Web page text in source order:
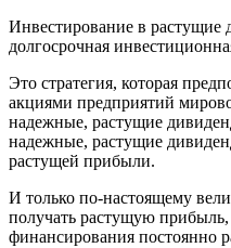
Инвестирование в растущие
долгосрочная
Это стратегия, которая
акциями предприятий
надежные, растущие
надежные, растущие
растущей прибыли.
И только по-настоящему
получать растущую
финансирования постоянно